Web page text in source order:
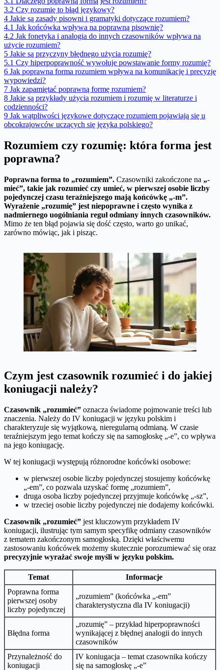
3.2 Czy rozumię to błąd językowy?
4 Jakie są zasady pisowni i gramatyki dotyczące rozumiem?
4.1 Jak końcówka wpływa na poprawną pisownię?
4.2 Jak fonetyka i analogia do innych czasowników wpływa na
użycie rozumiem?
5 Jakie są przyczyny błędnego użycia rozumię?
5.1 Czy hiperpoprawność wywołuje powstawanie formy rozumię?
6 Jak poprawna forma rozumiem wpływa na komunikację i precyzję
wypowiedzi?
7 Jak zapamiętać poprawną formę rozumiem?
8 Jakie są przykłady użycia rozumiem i rozumię w literaturze i
codzienności?
9 Jak wątpliwości językowe dotyczące rozumiem pojawiają się u
obcokrajowców uczących się języka polskiego?
Rozumiem czy rozumię: która forma jest
poprawna?
Poprawna forma to „rozumiem”. Czasowniki zakończone na „-
mieć”, takie jak rozumieć czy umieć, w pierwszej osobie liczby
pojedynczej czasu teraźniejszego mają końcówkę „-m”.
Wyrażenie „rozumię” jest niepoprawne i często wynika z
nadmiernego uogólniania reguł odmiany innych czasowników.
Mimo że ten błąd pojawia się dość często, warto go unikać,
zarówno mówiąc, jak i pisząc.
Czym jest czasownik rozumieć i do jakiej
koniugacji należy?
Czasownik „rozumieć” oznacza świadome pojmowanie treści lub
znaczenia. Należy do IV koniugacji w języku polskim i
charakteryzuje się wyjątkową, nieregularną odmianą. W czasie
teraźniejszym jego temat kończy się na samogłoskę „-e”, co wpływa
na jego koniugację.
W tej koniugacji występują różnorodne końcówki osobowe:
w pierwszej osobie liczby pojedynczej stosujemy końcówkę
„-em”, co pozwala uzyskać formę „rozumiem”,
druga osoba liczby pojedynczej przyjmuje końcówkę „-sz”,
w trzeciej osobie liczby pojedynczej nie dodajemy końcówki.
Czasownik „rozumieć” jest kluczowym przykładem IV
koniugacji, ilustrując tym samym specyfikę odmiany czasowników
z tematem zakończonym samogłoską. Dzięki właściwemu
zastosowaniu końcówek możemy skutecznie porozumiewać się oraz
precyzyjnie wyrażać swoje myśli w języku polskim.
Temat
Informacje
Poprawna forma
pierwszej osoby
liczby pojedynczej
„rozumiem” (końcówka „-em”
charakterystyczna dla IV koniugacji)
Błędna forma
„rozumię” – przykład hiperpoprawności
wynikającej z błędnej analogii do innych
czasowników
Przynależność do
koniugacji
IV koniugacja – temat czasownika kończy
się na samogłoskę „-e”